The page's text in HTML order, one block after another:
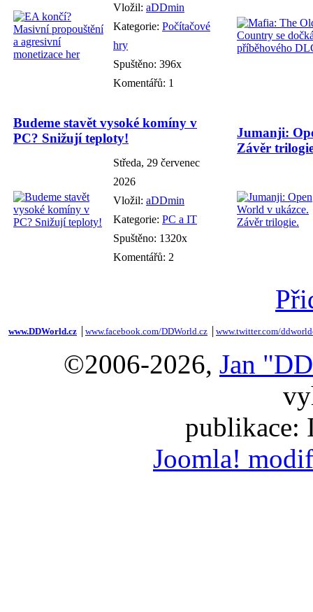
Vložil: aDDmin
Kategorie: Počítačové
hry
Spuštěno: 396x
Komentářů: 1
Budeme stavět vysoké komíny v
PC? Snižují teploty!
Středa, 29 červenec
2026
Vložil: aDDmin
Kategorie: PC a IT
Spuštěno: 1320x
Komentářů: 2
Jumanji:
Závěr
www.DDWorld.cz www.facebook.com/DDWorld.cz www.twitter.com/
©2006-2026, Jan
publikace:
Joomla!